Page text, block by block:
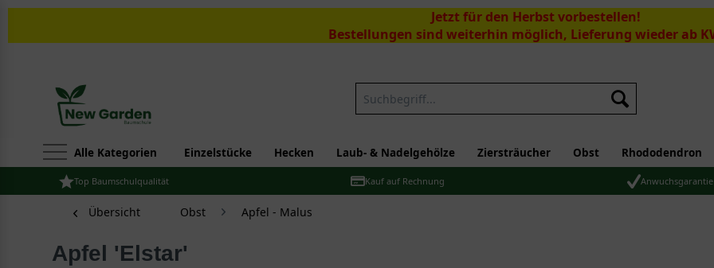
Jetzt für den Herbst vorbestellen!
Bestellungen sind weiterhin möglich, Lieferung wieder ab
Suchen
Alle Kategorien Einzelstücke Hecken Laub- & Nadelgehölze Ziersträucher Obst Rhododendron
Top Baumschulqualität Kauf auf Rechnung Anwuchsgarantie
Übersicht Obst Apfel - Malus
Apfel 'Elstar'